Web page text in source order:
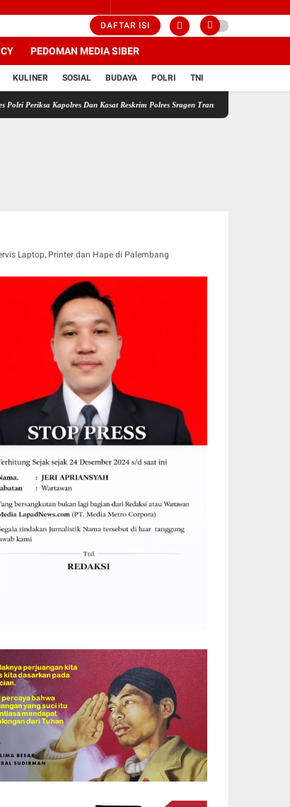
DAFTAR ISI
PEDOMAN MEDIA SIBER
KULINER SOSIAL BUDAYA POLRI TNI
Dan Kasat Reskrim Polres Sragen Transparansi Adalah Kunci Menemukan
Laptop, Printer dan Hape di Palembang